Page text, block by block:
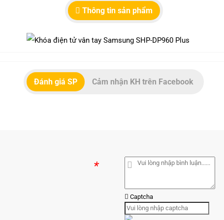
Thông tin sản phẩm
Đánh giá SP Cảm nhận KH trên Facebook
*
Captcha